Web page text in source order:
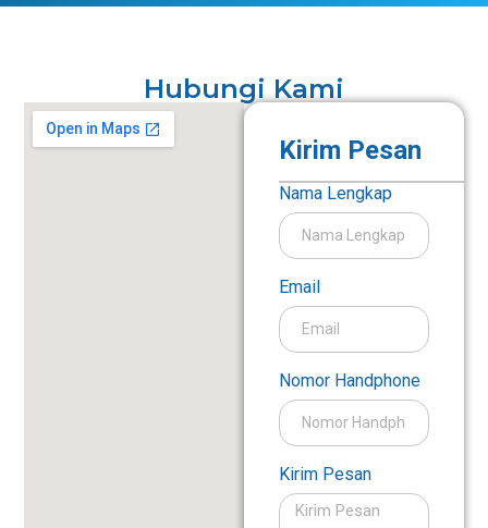
Hubungi Kami
Kirim Pesan
Nama Lengkap
Email
Nomor Handphone
Kirim Pesan